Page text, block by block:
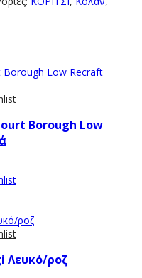
Borough Low
Λευκό/ροζ